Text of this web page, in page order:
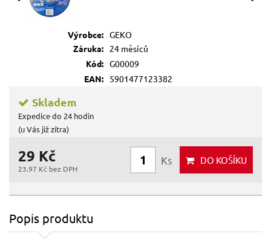
Výrobce: GEKO
Záruka:
24 měsíců
Kód: G00009
EAN:
5901477123382
Skladem
Expedice do 24 hodin
(u Vás již zítra)
29 Kč
23.97 Kč bez DPH
Ks DO KOŠÍKU
Popis produktu